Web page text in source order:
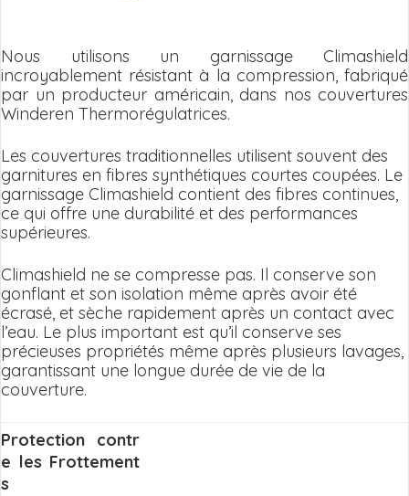
Nous utilisons un garnissage Climashield
incroyablement résistant à la compression, fabriqué
par un producteur américain, dans nos couvertures
Winderen Thermorégulatrices.
Les couvertures traditionnelles utilisent souvent des
garnitures en fibres synthétiques courtes coupées. Le
garnissage Climashield contient des fibres continues,
ce qui offre une durabilité et des performances
supérieures.
Climashield ne se compresse pas. Il conserve son
gonflant et son isolation même après avoir été
écrasé, et sèche rapidement après un contact avec
l’eau. Le plus important est qu’il conserve ses
précieuses propriétés même après plusieurs lavages,
garantissant une longue durée de vie de la
couverture.
Protection contr
e les Frottement
s